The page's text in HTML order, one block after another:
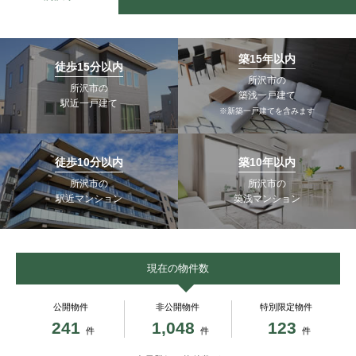
徒歩15分以内
所沢市の
駅近一戸建て
築15年以内
所沢市の
築浅一戸建て
※新築一戸建てを含みます
徒歩10分以内
所沢市の
駅近マンション
築10年以内
所沢市の
築浅マンション
現在の物件数
公開物件
241 件
非公開物件
1,048 件
特別限定物件
123 件